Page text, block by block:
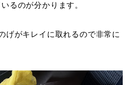
るのが分かります。
げがキレイに取れるので非常に